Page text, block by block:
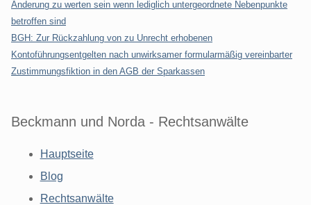
Änderung zu werten sein wenn lediglich untergeordnete Nebenpunkte
betroffen sind
BGH: Zur Rückzahlung von zu Unrecht erhobenen
Kontoführungsentgelten nach unwirksamer formularmäßig vereinbarter
Zustimmungsfiktion in den AGB der Sparkassen
Beckmann und Norda - Rechtsanwälte
Hauptseite
Blog
Rechtsanwälte